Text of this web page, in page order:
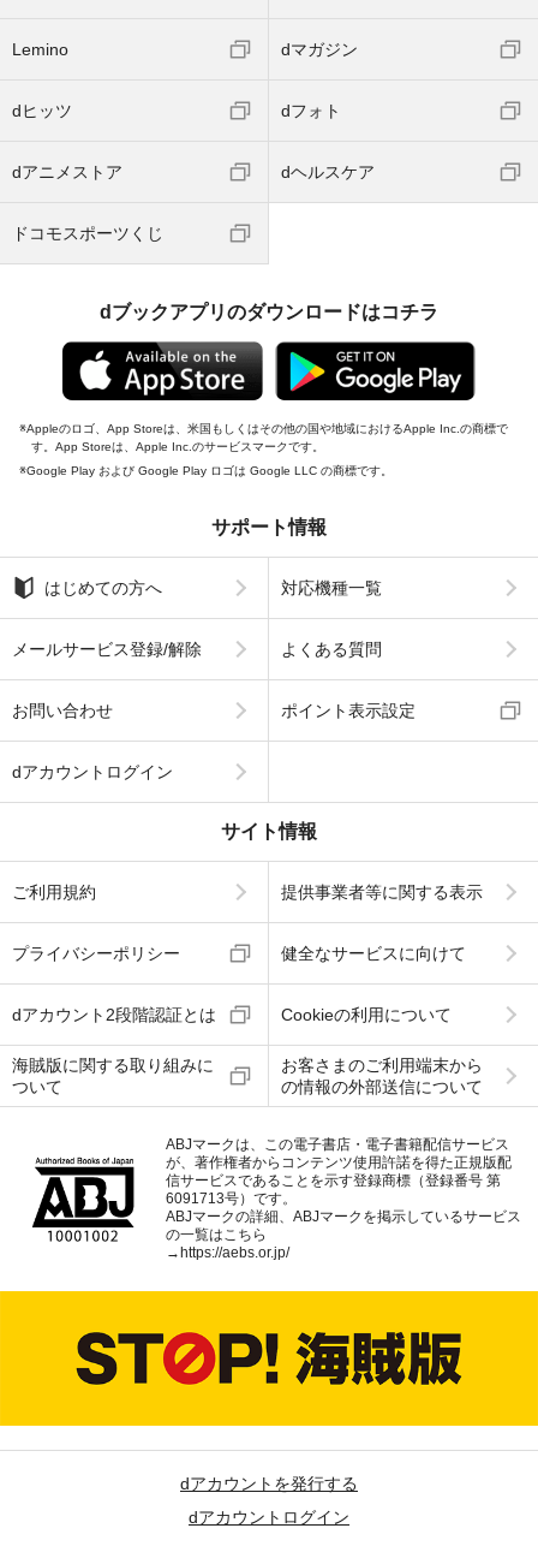
Lemino dマガジン
dヒッツ dフォト
dアニメストア dヘルスケア
ドコモスポーツくじ
dブックアプリのダウンロードはコチラ
Appleのロゴ、App Storeは、米国もしくはその他の国や地域におけるApple Inc.の商標で
す。App Storeは、Apple Inc.のサービスマークです。
Google Play および Google Play ロゴは Google LLC の商標です。
サポート情報
はじめての方へ 対応機種一覧
メールサービス登録/解除 よくある質問
お問い合わせ ポイント表示設定
dアカウントログイン
サイト情報
ご利用規約 提供事業者等に関する表示
プライバシーポリシー 健全なサービスに向けて
dアカウント2段階認証とは Cookieの利用について
海賊版に関する取り組みに
ついて
お客さまのご利用端末から
の情報の外部送信について
ABJマークは、この電子書店・電子書籍配信サービス
が、著作権者からコンテンツ使用許諾を得た正規版配
信サービスであることを示す登録商標（登録番号 第
6091713号）です。
ABJマークの詳細、ABJマークを掲示しているサービス
の一覧はこちら
→ https://aebs.or.jp/
dアカウントを発行する
dアカウントログイン